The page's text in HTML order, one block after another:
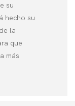
su
hecho su
la
que
más